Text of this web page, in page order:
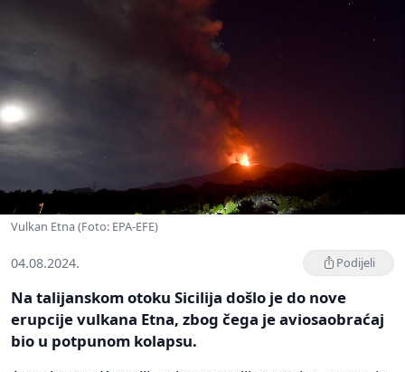
Vulkan Etna (Foto: EPA-EFE)
04.08.2024. Podijeli
Na talijanskom otoku Sicilija došlo je do nove
erupcije vulkana Etna, zbog čega je aviosaobraćaj
bio u potpunom kolapsu.